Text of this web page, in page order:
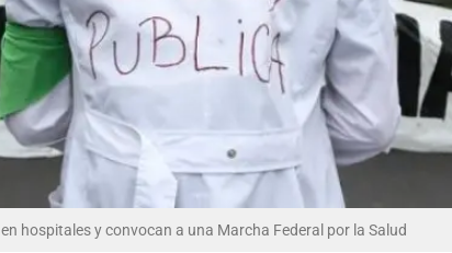
hospitales y convocan a una Marcha Federal por la Salud